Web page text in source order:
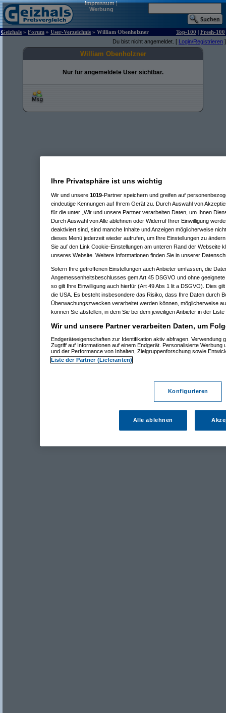
Impressum|
Werbung
Geizhals » Forum » User-Verzeichnis » William Obenholzner Top-100 | Fresh-100
Du bist nicht angemeldet. [ Login/Registrieren ]
William Obenholzner
Nur für angemeldete User sichtbar.
Ihre Privatsphäre ist uns wichtig
Wir und unsere 1019-Partner speichern und greifen auf
eindeutige Kennungen auf Ihrem Gerät zu. Durch Auswahl von
für die unter „Wir und unsere Partner verarbeiten Daten, um Ihnen
Durch Auswahl von Alle ablehnen oder Widerruf Ihrer Einwilligung
deaktiviert sind, sind manche Inhalte und Anzeigen möglicherweise
dieses Menü jederzeit wieder aufrufen, um Ihre Einstellungen zu
Sie auf den Link Cookie-Einstellungen am unteren Rand der Webseite
unseres Website. Weitere Informationen finden Sie in unserer
Sofern Ihre getroffenen Einstellungen auch Anbieter umfassen, die
Angemessenheitsbeschlusses gem Art 45 DSGVO und ohne
so gilt Ihre Einwilligung auch hierfür (Art 49 Abs 1 lit a DSGVO). Dies
die USA. Es besteht insbesondere das Risiko, dass Ihre Daten durch
Überwachungszwecken verarbeitet werden können, möglicherweise
können Sie abstellen, in dem Sie bei dem jeweiligen Anbieter in der
Wir und unsere Partner verarbeiten Daten, um
Endgeräteeigenschaften zur Identifikation aktiv abfragen. Verwendung
Zugriff auf Informationen auf einem Endgerät. Personalisierte Werbung
und der Performance von Inhalten, Zielgruppenforschung sowie
Liste der Partner (Lieferanten)
Konfigurieren
Alle ablehnen